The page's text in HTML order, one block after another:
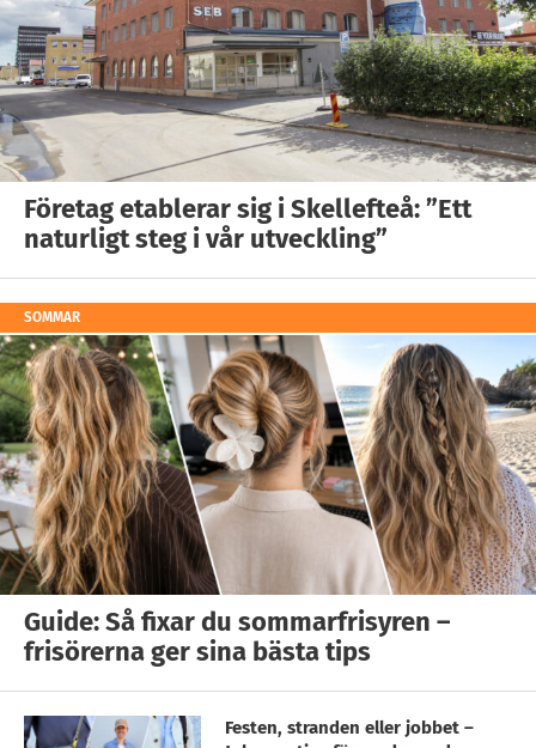
Företag etablerar sig i Skellefteå: ”Ett
naturligt steg i vår utveckling”
SOMMAR
Guide: Så fixar du sommarfrisyren –
frisörerna ger sina bästa tips
Festen, stranden eller jobbet –